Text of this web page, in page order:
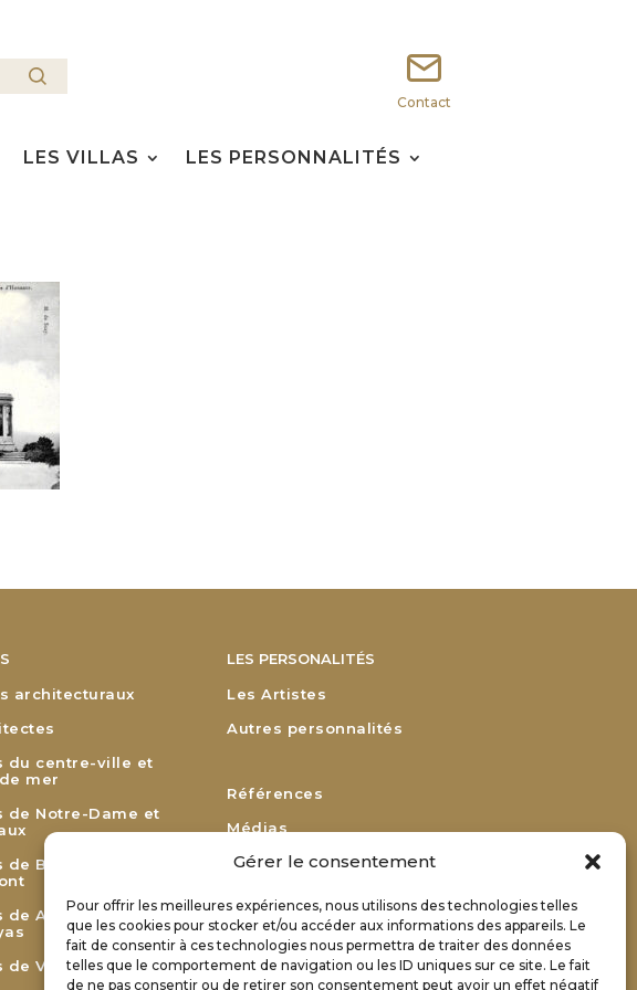
Gérer le consentement
Pour offrir les meilleures expériences, nous utilisons des technologies telles
que les cookies pour stocker et/ou accéder aux informations des appareils. Le
fait de consentir à ces technologies nous permettra de traiter des données
telles que le comportement de navigation ou les ID uniques sur ce site. Le fait
de ne pas consentir ou de retirer son consentement peut avoir un effet négatif
Contact
LES VILLAS LES PERSONNALITÉS
architecturaux
du centre-ville et
mer
de Notre-Dame et
de Boulouris et
de Agay, Anthéor
de Valescure
LES PERSONALITÉS
Les Artistes
Autres personnalités
Références
Médias
Remerciements
Bulletin d’adhésion
Bulletin de renouvellement
Contact